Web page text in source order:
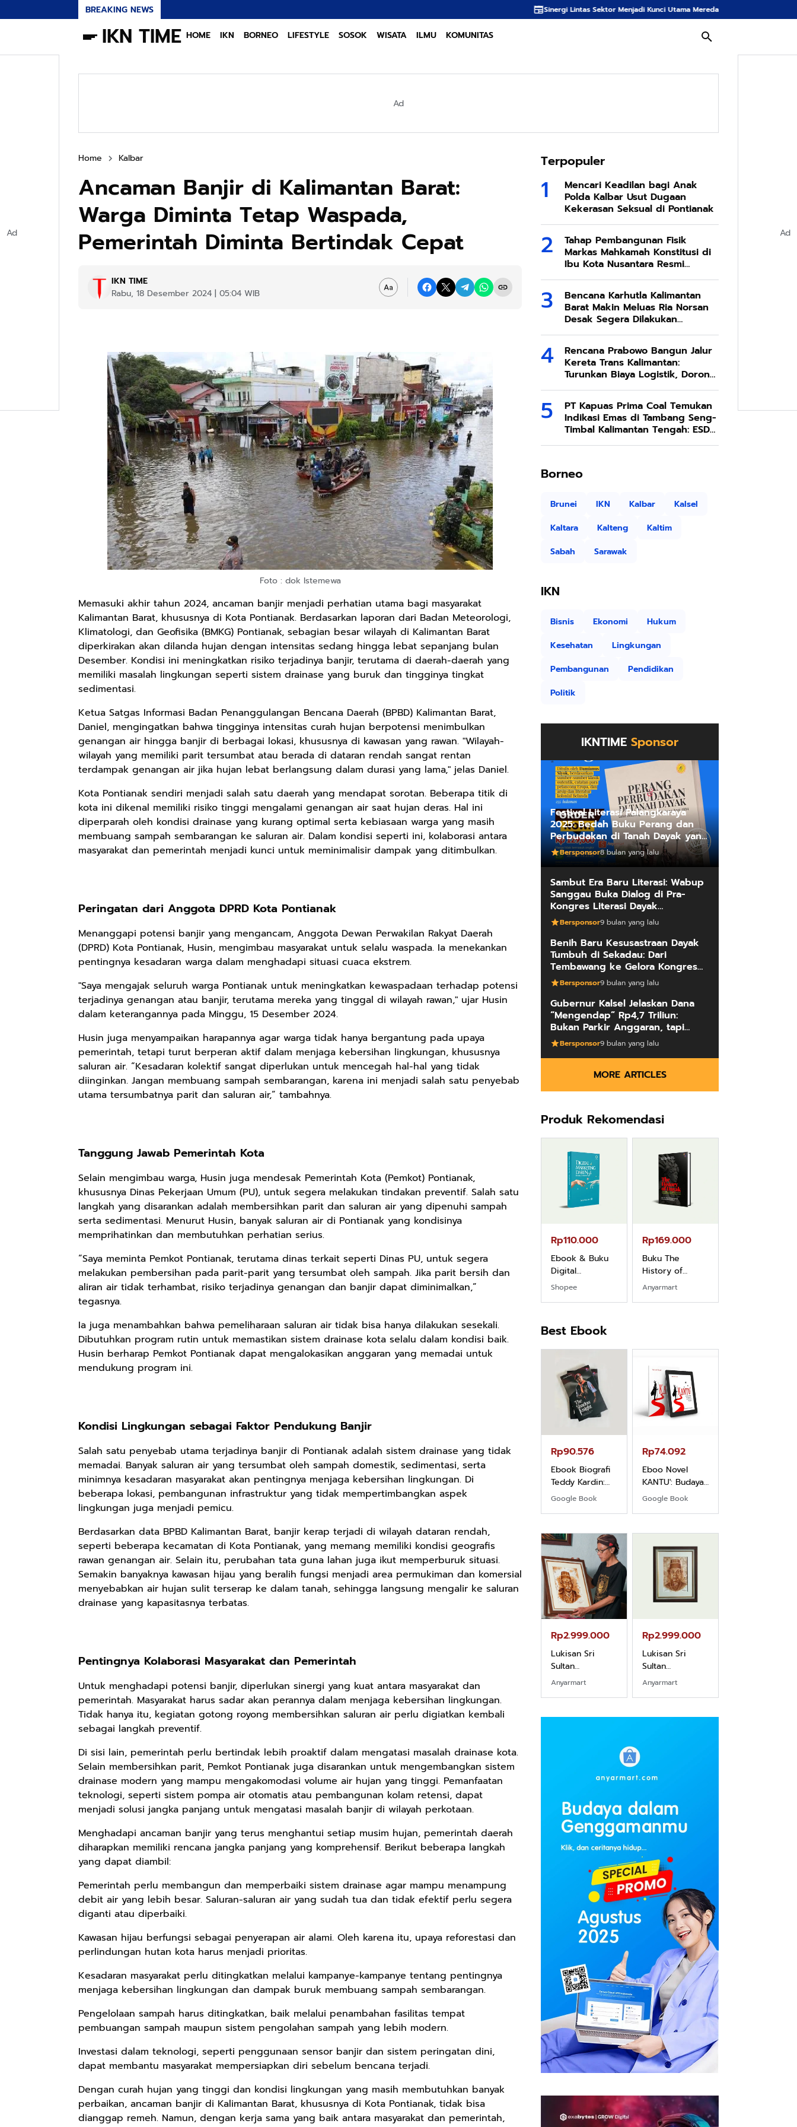
BREAKING NEWS Sinergi Lintas Sektor Menjadi Kunci Utama Meredam Ancaman Kebakaran Hutan di Bumi Tambun
IKN TIME HOME IKN BORNEO LIFESTYLE SOSOK WISATA ILMU KOMUNITAS
Ad
Home Kalbar
Ancaman Banjir di Kalimantan Barat:
Warga Diminta Tetap Waspada,
Pemerintah Diminta Bertindak Cepat
IKN TIME
Rabu, 18 Desember 2024 | 05:04 WIB
Foto : dok Istemewa
Memasuki akhir tahun 2024, ancaman banjir menjadi perhatian utama bagi masyarakat
Kalimantan Barat, khususnya di Kota Pontianak. Berdasarkan laporan dari Badan Meteorologi,
Klimatologi, dan Geofisika (BMKG) Pontianak, sebagian besar wilayah di Kalimantan Barat
diperkirakan akan dilanda hujan dengan intensitas sedang hingga lebat sepanjang bulan
Desember. Kondisi ini meningkatkan risiko terjadinya banjir, terutama di daerah-daerah yang
memiliki masalah lingkungan seperti sistem drainase yang buruk dan tingginya tingkat
sedimentasi.
Ketua Satgas Informasi Badan Penanggulangan Bencana Daerah (BPBD) Kalimantan Barat,
Daniel, mengingatkan bahwa tingginya intensitas curah hujan berpotensi menimbulkan
genangan air hingga banjir di berbagai lokasi, khususnya di kawasan yang rawan. "Wilayah-
wilayah yang memiliki parit tersumbat atau berada di dataran rendah sangat rentan
terdampak genangan air jika hujan lebat berlangsung dalam durasi yang lama," jelas Daniel.
Kota Pontianak sendiri menjadi salah satu daerah yang mendapat sorotan. Beberapa titik di
kota ini dikenal memiliki risiko tinggi mengalami genangan air saat hujan deras. Hal ini
diperparah oleh kondisi drainase yang kurang optimal serta kebiasaan warga yang masih
membuang sampah sembarangan ke saluran air. Dalam kondisi seperti ini, kolaborasi antara
masyarakat dan pemerintah menjadi kunci untuk meminimalisir dampak yang ditimbulkan.
Peringatan dari Anggota DPRD Kota Pontianak
Menanggapi potensi banjir yang mengancam, Anggota Dewan Perwakilan Rakyat Daerah
(DPRD) Kota Pontianak, Husin, mengimbau masyarakat untuk selalu waspada. Ia menekankan
pentingnya kesadaran warga dalam menghadapi situasi cuaca ekstrem.
"Saya mengajak seluruh warga Pontianak untuk meningkatkan kewaspadaan terhadap potensi
terjadinya genangan atau banjir, terutama mereka yang tinggal di wilayah rawan," ujar Husin
dalam keterangannya pada Minggu, 15 Desember 2024.
Husin juga menyampaikan harapannya agar warga tidak hanya bergantung pada upaya
pemerintah, tetapi turut berperan aktif dalam menjaga kebersihan lingkungan, khususnya
saluran air. “Kesadaran kolektif sangat diperlukan untuk mencegah hal-hal yang tidak
diinginkan. Jangan membuang sampah sembarangan, karena ini menjadi salah satu penyebab
utama tersumbatnya parit dan saluran air,” tambahnya.
Tanggung Jawab Pemerintah Kota
Selain mengimbau warga, Husin juga mendesak Pemerintah Kota (Pemkot) Pontianak,
khususnya Dinas Pekerjaan Umum (PU), untuk segera melakukan tindakan preventif. Salah satu
langkah yang disarankan adalah membersihkan parit dan saluran air yang dipenuhi sampah
serta sedimentasi. Menurut Husin, banyak saluran air di Pontianak yang kondisinya
memprihatinkan dan membutuhkan perhatian serius.
“Saya meminta Pemkot Pontianak, terutama dinas terkait seperti Dinas PU, untuk segera
melakukan pembersihan pada parit-parit yang tersumbat oleh sampah. Jika parit bersih dan
aliran air tidak terhambat, risiko terjadinya genangan dan banjir dapat diminimalkan,”
tegasnya.
Ia juga menambahkan bahwa pemeliharaan saluran air tidak bisa hanya dilakukan sesekali.
Dibutuhkan program rutin untuk memastikan sistem drainase kota selalu dalam kondisi baik.
Husin berharap Pemkot Pontianak dapat mengalokasikan anggaran yang memadai untuk
mendukung program ini.
Kondisi Lingkungan sebagai Faktor Pendukung Banjir
Salah satu penyebab utama terjadinya banjir di Pontianak adalah sistem drainase yang tidak
memadai. Banyak saluran air yang tersumbat oleh sampah domestik, sedimentasi, serta
minimnya kesadaran masyarakat akan pentingnya menjaga kebersihan lingkungan. Di
beberapa lokasi, pembangunan infrastruktur yang tidak mempertimbangkan aspek
lingkungan juga menjadi pemicu.
Berdasarkan data BPBD Kalimantan Barat, banjir kerap terjadi di wilayah dataran rendah,
seperti beberapa kecamatan di Kota Pontianak, yang memang memiliki kondisi geografis
rawan genangan air. Selain itu, perubahan tata guna lahan juga ikut memperburuk situasi.
Semakin banyaknya kawasan hijau yang beralih fungsi menjadi area permukiman dan komersial
menyebabkan air hujan sulit terserap ke dalam tanah, sehingga langsung mengalir ke saluran
drainase yang kapasitasnya terbatas.
Pentingnya Kolaborasi Masyarakat dan Pemerintah
Untuk menghadapi potensi banjir, diperlukan sinergi yang kuat antara masyarakat dan
pemerintah. Masyarakat harus sadar akan perannya dalam menjaga kebersihan lingkungan.
Tidak hanya itu, kegiatan gotong royong membersihkan saluran air perlu digiatkan kembali
sebagai langkah preventif.
Di sisi lain, pemerintah perlu bertindak lebih proaktif dalam mengatasi masalah drainase kota.
Selain membersihkan parit, Pemkot Pontianak juga disarankan untuk mengembangkan sistem
drainase modern yang mampu mengakomodasi volume air hujan yang tinggi. Pemanfaatan
teknologi, seperti sistem pompa air otomatis atau pembangunan kolam retensi, dapat
menjadi solusi jangka panjang untuk mengatasi masalah banjir di wilayah perkotaan.
Menghadapi ancaman banjir yang terus menghantui setiap musim hujan, pemerintah daerah
diharapkan memiliki rencana jangka panjang yang komprehensif. Berikut beberapa langkah
yang dapat diambil:
Pemerintah perlu membangun dan memperbaiki sistem drainase agar mampu menampung
debit air yang lebih besar. Saluran-saluran air yang sudah tua dan tidak efektif perlu segera
diganti atau diperbaiki.
Kawasan hijau berfungsi sebagai penyerapan air alami. Oleh karena itu, upaya reforestasi dan
perlindungan hutan kota harus menjadi prioritas.
Kesadaran masyarakat perlu ditingkatkan melalui kampanye-kampanye tentang pentingnya
menjaga kebersihan lingkungan dan dampak buruk membuang sampah sembarangan.
Pengelolaan sampah harus ditingkatkan, baik melalui penambahan fasilitas tempat
pembuangan sampah maupun sistem pengolahan sampah yang lebih modern.
Investasi dalam teknologi, seperti penggunaan sensor banjir dan sistem peringatan dini,
dapat membantu masyarakat mempersiapkan diri sebelum bencana terjadi.
Dengan curah hujan yang tinggi dan kondisi lingkungan yang masih membutuhkan banyak
perbaikan, ancaman banjir di Kalimantan Barat, khususnya di Kota Pontianak, tidak bisa
dianggap remeh. Namun, dengan kerja sama yang baik antara masyarakat dan pemerintah,
Terpopuler
Mencari Keadilan bagi Anak
Polda Kalbar Usut Dugaan
Kekerasan Seksual di Pontianak
Tahap Pembangunan Fisik
Markas Mahkamah Konstitusi di
Ibu Kota Nusantara Resmi
Dimulai
Bencana Karhutla Kalimantan
Barat Makin Meluas Ria Norsan
Desak Segera Dilakukan
Modifikasi Cuaca
Rencana Prabowo Bangun Jalur
Kereta Trans Kalimantan:
Turunkan Biaya Logistik, Dorong
Ekonomi SDA Melimpah
PT Kapuas Prima Coal Temukan
Indikasi Emas di Tambang Seng-
Timbal Kalimantan Tengah: ESDM
Respons dengan Penjelasan
Borneo
Brunei IKN Kalbar
Kalsel
Kaltara
Kalteng
Kaltim
Sabah
Sarawak
IKN
Bisnis Ekonomi
Hukum
Kesehatan
Lingkungan
Pembangunan
Pendidikan
Politik
IKNTIME Sponsor
Festival Literasi Palangkaraya
2025: Bedah Buku Perang dan
Perbudakan di Tanah Dayak yang
Mengungkap Kebenaran Fakta
Sejarah
Bersponsor8 bulan yang lalu
Sambut Era Baru Literasi: Wabup
Sanggau Buka Dialog di Pra-
Kongres Literasi Dayak
Internasional
Bersponsor9 bulan yang lalu
Benih Baru Kesusastraan Dayak
Tumbuh di Sekadau: Dari
Tembawang ke Gelora Kongres
Penulis
Bersponsor9 bulan yang lalu
Gubernur Kalsel Jelaskan Dana
“Mengendap” Rp4,7 Triliun:
Bukan Parkir Anggaran, tapi
Manajemen Kas Daerah
Bersponsor9 bulan yang lalu
MORE ARTICLES
Produk Rekomendasi
Rp169.000
Buku The
History of
Dayak – Sejarah
Borneo Asli
Anyarmart
Rp165.000
Buku Filsafat
Dayak Kajian
Komprehensif
Shopee
Rp125.000
Buku Seringai
Kunang-kunang
Kumpulan Puisi
Wisnu
Anyarmart
Republik
Kelamin | Hybrid
Poetry Book
Anyarmart
Durian Cinta |
Kumpulan
Cerpen – Wisnu
Anyarmart
Rp110.000
Ebook & Buku
Digital
Marketing Dari
Shopee
Rp169.000
Buku The
History of
Dayak – Sejarah
Anyarmart
Best Ebook
Rp90.576
Khight |
Google Book
Rp74.092
Borneo
Google Book
Uskup Giulio
di Kalimantan
Barat
Google Book
Rp149.450
Ebook 100 Anak
Tambang
Indonesia box
Google Book
Rp98.049
Ebook The
Forest Therapy
ala Dayak:
of Borneor
Google Book
Rp90.576
Ebook Biografi
Teddy Kardin:
The Shadow
Google Book
Rp74.092
Eboo Novel
KANTU': Budaya
Suku Dayak
Google Book
Sultan
I dari Kopi Karya
Rudi Winarso
Anyarmart
Sultan
X dari Kopi
Karya Rudi
Winarso
Anyarmart
Sultan
II dari Kopi
Karya Rudi
Winarso
Shopee
Taring Ukuran M
Shopee
Tema
Tembawang
Anyarmart
Rp2.999.000
Lukisan Sri
Sultan
Hamengkubowono
Anyarmart
Rp2.999.000
Lukisan Sri
Sultan
Hamengkubowono
Winarso
Anyarmart
Ad Ad